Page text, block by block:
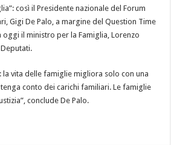
così il Presidente nazionale del Forum
Gigi De Palo, a margine del Question Time
il ministro per la Famiglia, Lorenzo
la vita delle famiglie migliora solo con una
conto dei carichi familiari. Le famiglie
conclude De Palo.